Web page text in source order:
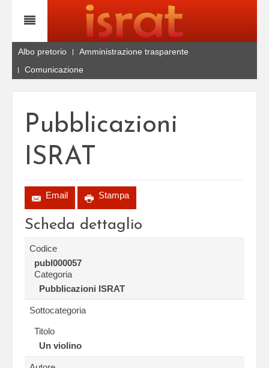
Albo pretorio
Amministrazione trasparente
Comunicazione
Pubblicazioni
ISRAT
Email Stampa
Scheda dettaglio
Codice
publ000057
Categoria
Pubblicazioni ISRAT
Sottocategoria
Titolo
Un violino